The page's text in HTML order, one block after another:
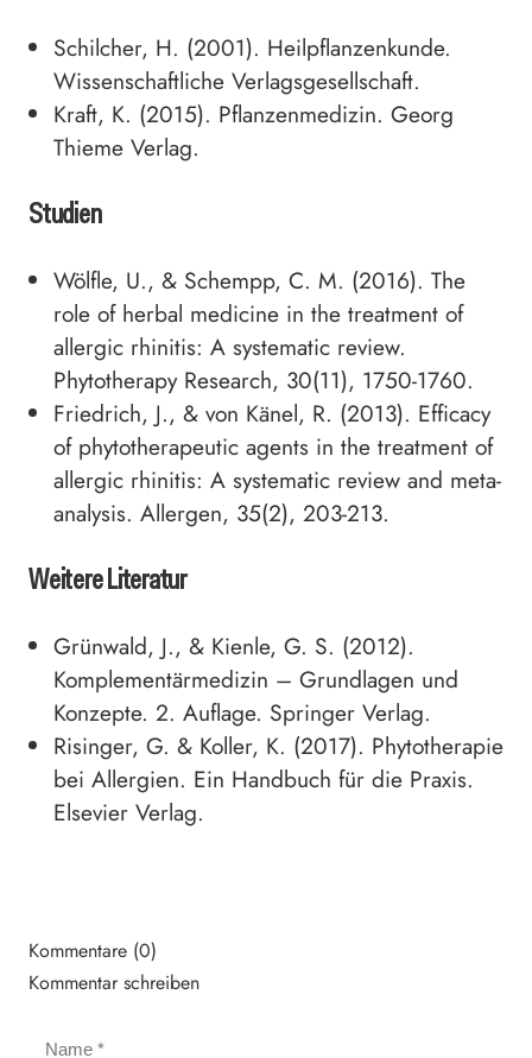
Schilcher, H. (2001). Heilpflanzenkunde.
Wissenschaftliche Verlagsgesellschaft.
Kraft, K. (2015). Pflanzenmedizin. Georg
Thieme Verlag.
Studien
Wölfle, U., & Schempp, C. M. (2016). The
role of herbal medicine in the treatment of
allergic rhinitis: A systematic review.
Phytotherapy Research, 30(11), 1750-1760.
Friedrich, J., & von Känel, R. (2013). Efficacy
of phytotherapeutic agents in the treatment of
allergic rhinitis: A systematic review and meta-
analysis. Allergen, 35(2), 203-213.
Weitere Literatur
Grünwald, J., & Kienle, G. S. (2012).
Komplementärmedizin – Grundlagen und
Konzepte. 2. Auflage. Springer Verlag.
Risinger, G. & Koller, K. (2017). Phytotherapie
bei Allergien. Ein Handbuch für die Praxis.
Elsevier Verlag.
Kommentare (0)
Kommentar schreiben